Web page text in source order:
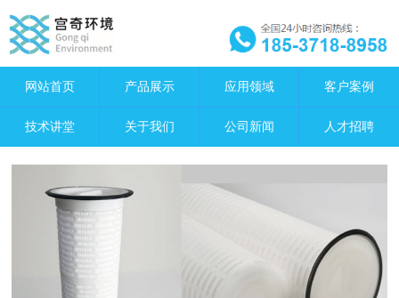
网站首页 产品展示 应用领域 客户案例
技术讲堂 关于我们 公司新闻 人才招聘